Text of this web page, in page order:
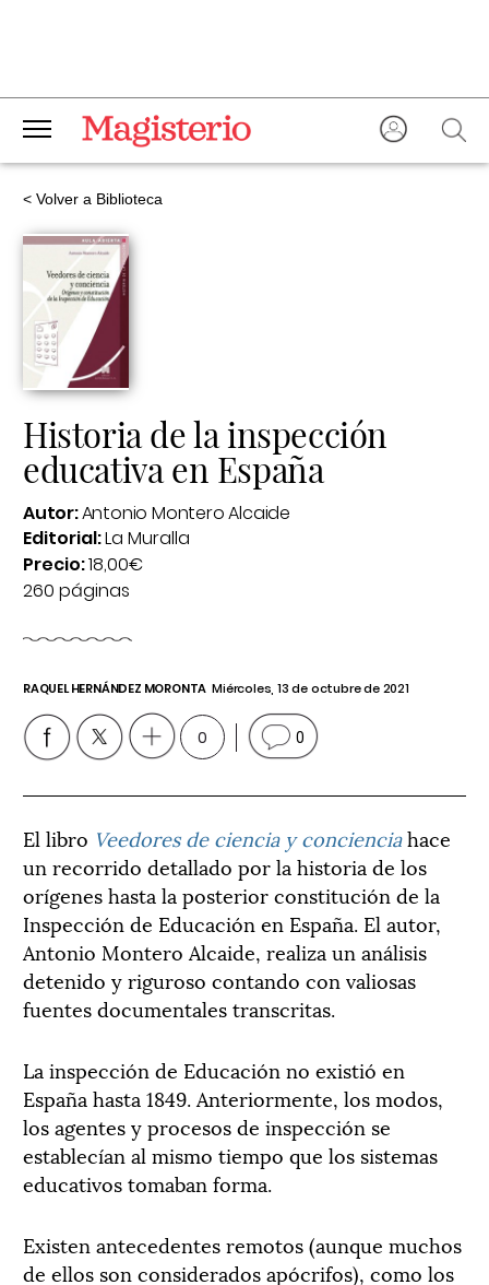
< Volver a Biblioteca
Historia de la inspección
educativa en España
Autor:Antonio Montero Alcaide
Editorial:La Muralla
Precio:18,00€
260 páginas
RAQUEL HERNÁNDEZ MORONTA Miércoles, 13 de octubre de 2021
0 0
El libro Veedores de ciencia y concienciahace
un recorrido detallado por la historia de los
orígenes hasta la posterior constitución de la
Inspección de Educación en España. El autor,
Antonio Montero Alcaide, realiza un análisis
detenido y riguroso contando con valiosas
fuentes documentales transcritas.
La inspección de Educación no existió en
España hasta 1849. Anteriormente, los modos,
los agentes y procesos de inspección se
establecían al mismo tiempo que los sistemas
educativos tomaban forma.
Existen antecedentes remotos (aunque muchos
de ellos son considerados apócrifos), como los